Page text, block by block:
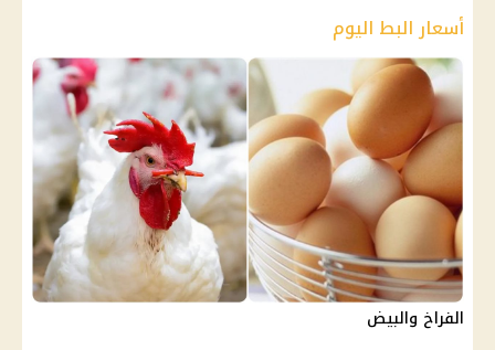
أسعار البط اليوم
الفراخ والبيض